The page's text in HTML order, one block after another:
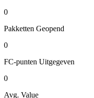
0
Pakketten Geopend
0
FC-punten Uitgegeven
0
Avg. Value